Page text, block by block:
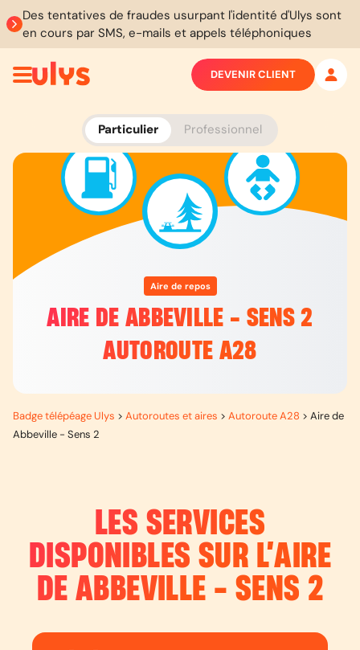
Des tentatives de fraudes usurpant l'identité d'Ulys sont
en cours par SMS, e-mails et appels téléphoniques
Particulier Professionnel
DEVENIR CLIENT
Aire de repos
AIRE DE ABBEVILLE - SENS 2
AUTOROUTE A28
Badge télépéage Ulys > Autoroutes et aires > Autoroute A28 > Aire de
Abbeville - Sens 2
LES SERVICES
DISPONIBLES SUR L’AIRE
DE ABBEVILLE - SENS 2